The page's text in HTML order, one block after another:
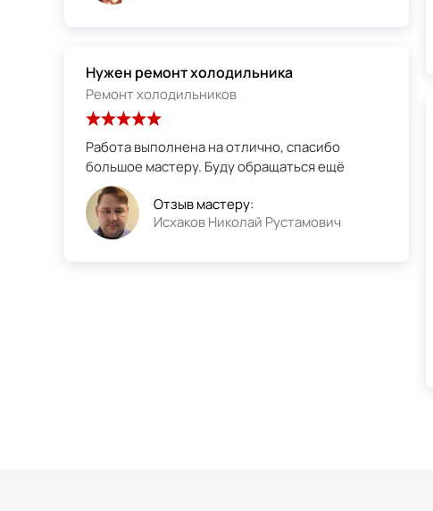
Нужен ремонт холодильника
Ремонт холодильников
Работа выполнена на отлично, спасибо
большое мастеру. Буду обращаться ещё
Отзыв мастеру:
Исхаков Николай Рустамович